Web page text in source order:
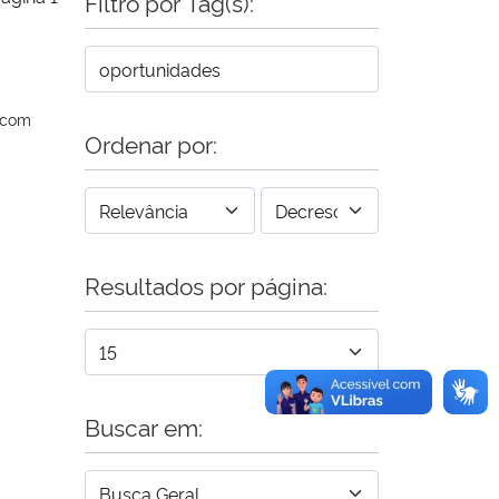
Ordenar por:
Resultados por página:
Buscar em: